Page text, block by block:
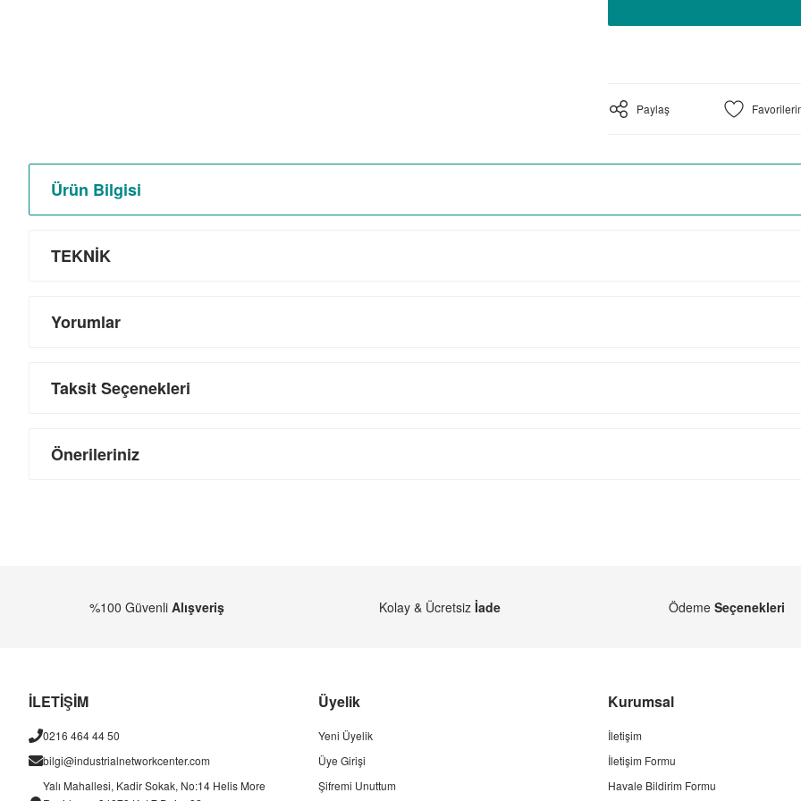
Paylaş
Ürün Bilgisi
TEKNİK
Yorumlar
Taksit Seçenekleri
Önerileriniz
%100 Güvenli Alışveriş Kolay & Ücretsiz İade Ödeme Seçenekleri
İLETİŞİM
0216 464 44 50
bilgi@industrialnetworkcenter.com
Yalı Mahallesi, Kadir Sokak, No:14 Helis More
Üyelik
Yeni Üyelik
Üye Girişi
Şifremi Unuttum
Kurumsal
İletişim
İletişim Formu
Havale Bildirim Formu